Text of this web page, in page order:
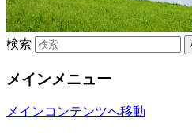
検索
メインメニュー
メインコンテンツへ移動